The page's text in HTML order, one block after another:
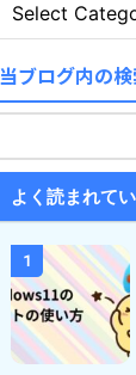
当ブログ内の
よく読まれて
1